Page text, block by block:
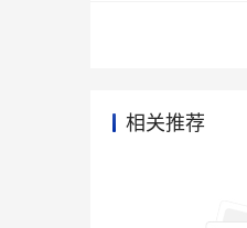
相关推荐